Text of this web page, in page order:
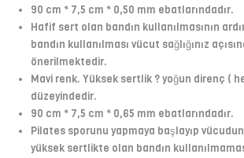
90 cm * 7,5 cm * 0,50 mm ebatlarındadır.
Hafif sert olan bandın kullanılmasının
bandın kullanılması vücut sağlığınız
önerilmektedir.
Mavi renk. Yüksek sertlik ? yoğun direnç (
düzeyindedir.
90 cm * 7,5 cm * 0,65 mm ebatlarındadır.
Pilates sporunu yapmaya başlayıp
yüksek sertlikte olan bandın